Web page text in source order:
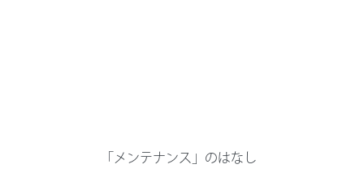
「メンテナンス」のはなし